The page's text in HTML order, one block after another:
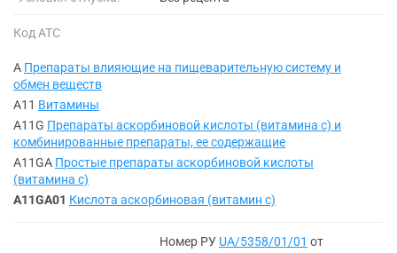
Код АТС
A Препараты влияющие на пищеварительную систему и
обмен веществ
A11 Витамины
A11G Препараты аскорбиновой кислоты (витамина с) и
комбинированные препараты, ее содержащие
A11GA Простые препараты аскорбиновой кислоты
(витамина с)
A11GA01 Кислота аскорбиновая (витамин с)
Номер РУ UA/5358/01/01 от